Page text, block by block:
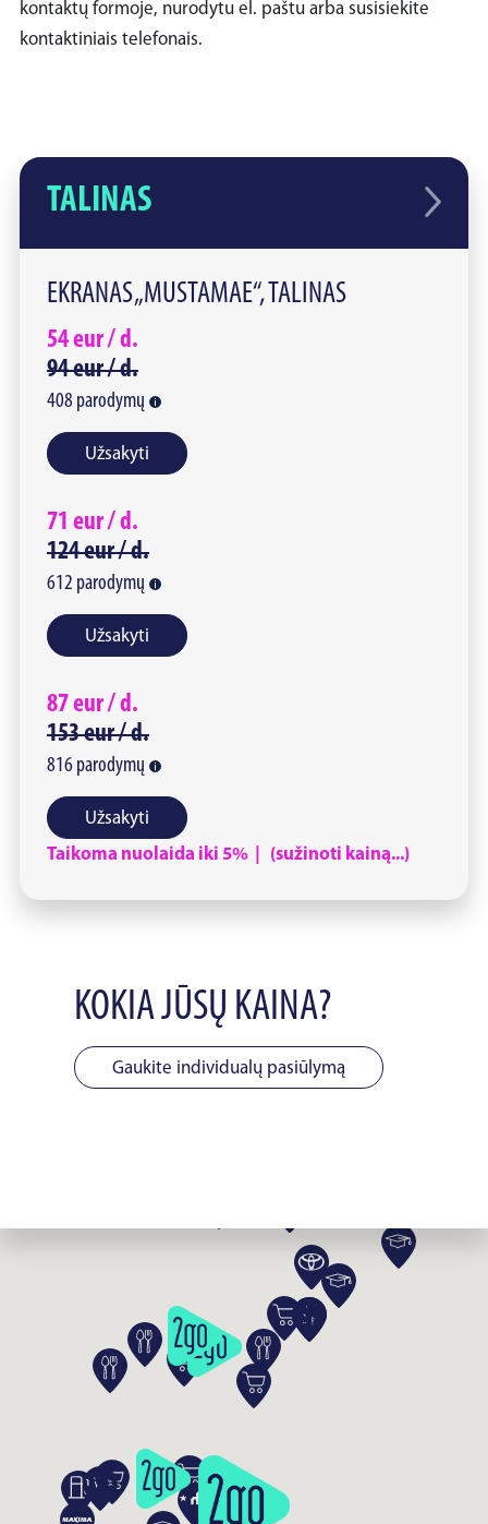
TALINAS
EKRANAS „MUSTAMAE“, TALINAS
54eur /d.
94eur /d.
408 parodymų
Užsakyti
71 eur /d.
124eur /d.
612 parodymų
Užsakyti
87eur /d.
153eur /d.
816 parodymų
Užsakyti
Taikoma nuolaida iki 5% | (sužinoti kainą...)
KOKIA JŪSŲ KAINA?
Gaukite individualų pasiūlymą
kontaktų formoje, nurodytu el. paštu arba susisiekite
kontaktiniais telefonais.